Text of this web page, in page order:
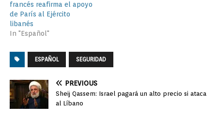
francés reafirma el apoyo
de París al Ejército
libanés
In "Español"
ESPAÑOL SEGURIDAD
PREVIOUS
Sheij Qassem: Israel pagará un alto precio si ataca
al Líbano